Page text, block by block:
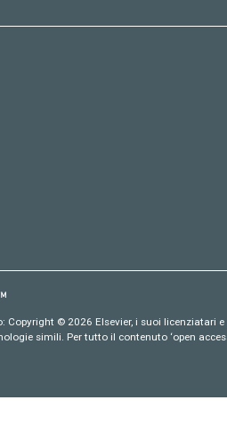
Copyright © 2026 Elsevier, i suoi
simili. Per tutto il contenuto ‘open